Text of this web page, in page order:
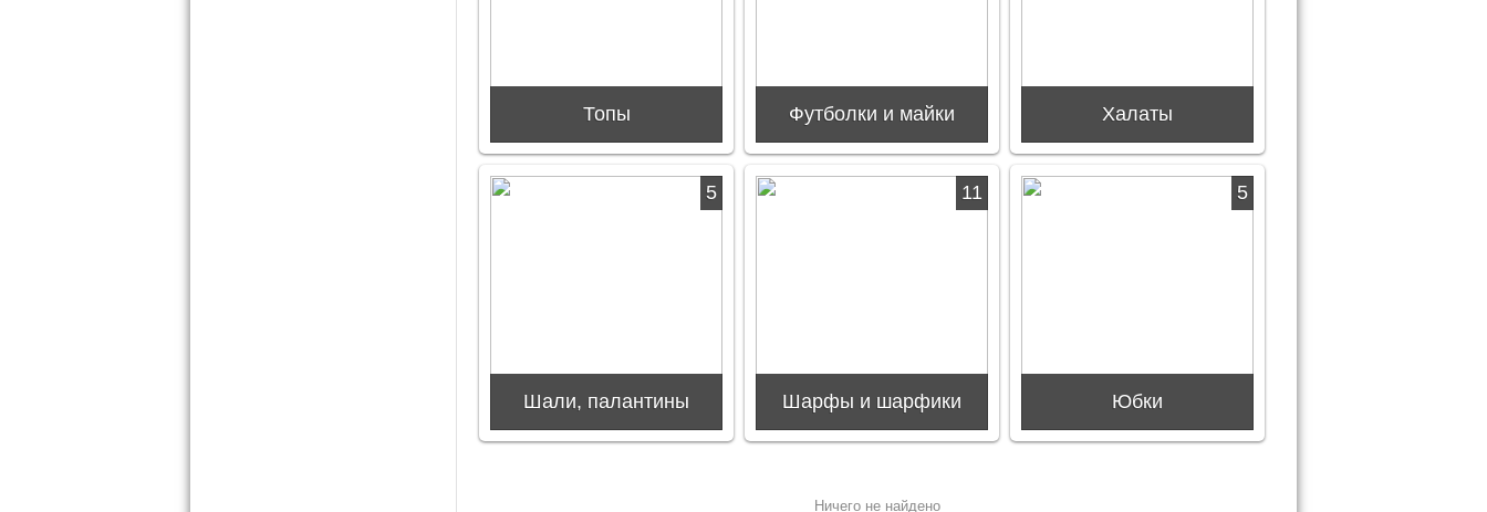
Топы Футболки и майки Халаты
5
Шали, палантины
11
Шарфы и шарфики
5
Юбки
Ничего не найдено